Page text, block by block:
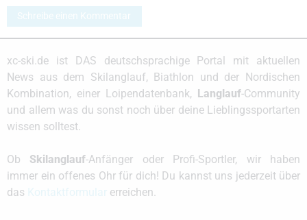
Schreibe einen Kommentar
xc-ski.de ist DAS deutschsprachige Portal mit aktuellen
News aus dem Skilanglauf, Biathlon und der Nordischen
Kombination, einer Loipendatenbank,
Langlauf-Community
und allem was du sonst noch über deine Lieblingssportarten
wissen solltest.
Ob Skilanglauf-Anfänger oder Profi-Sportler, wir haben
immer ein offenes Ohr für dich! Du kannst uns jederzeit über
das
erreichen.